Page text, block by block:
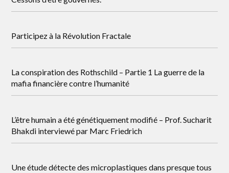
Participez à la Révolution Fractale
La conspiration des Rothschild – Partie 1 La guerre de la
mafia financière contre l’humanité
L’être humain a été génétiquement modifié – Prof. Sucharit
Bhakdi interviewé par Marc Friedrich
Une étude détecte des microplastiques dans presque tous